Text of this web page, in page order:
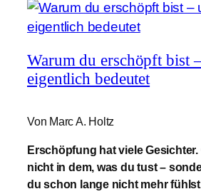
Warum du erschöpft bist
eigentlich bedeutet
Von Marc A. Holtz
Erschöpfung hat viele Gesichter.
nicht in dem, was du tust –
du schon lange nicht mehr